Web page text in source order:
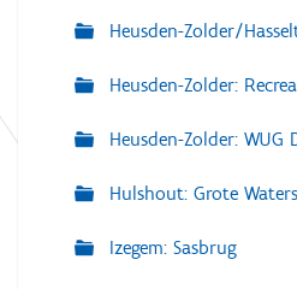
Heusden-Zolder/
Heusden-Zolder:
Heusden-Zolder: WUG
Hulshout: Grote
Izegem: Sasbrug